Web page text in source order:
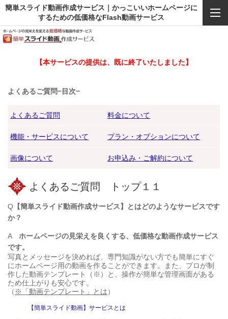
簡単スライド動画作成サービス｜かっこいいホームページに
するための低価格なFlash動画サービス
【本サービスの提供は、既に終了いたしました】
よくあるご質問−目次−
よくあるご質問 料金について
機能・サービスについて プラン・オプションについて
画像について お申込み・ご解約について
よくあるご質問 トップ１１
Q 【簡単スライド動画作成サービス】とはどのようなサービスです
か？
A ホームページの見栄えを良くする、低価格な動画作成サービス
です。
写真とメッセージを決めれば、専門知識がない方でも簡単にすぐ
にホームページ用の動画を作ることができます。また、プロが制
作した動画テンプレート（※）と、操作が簡単な管理画面がある
ため仕上がりも安心です。
（ ※「動画テンプレート」とは）
【簡単スライド動画】サービスとは